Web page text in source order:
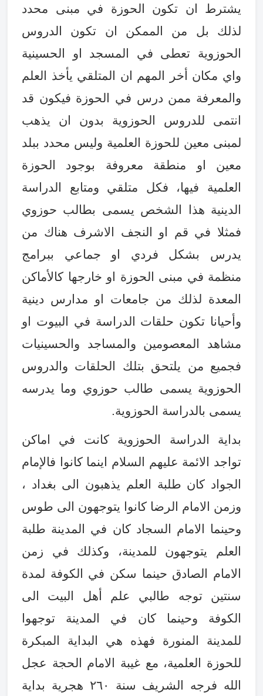
يشترط ان تكون الحوزة في مبنى محدد
لذلك بل من الممكن ان تكون الدروس
الحوزوية تعطى في المسجد او الحسينية
واي مكان أخر المهم ان المتلقي يأخذ العلم
والمعرفة ممن درس في الحوزة فيكون قد
انتمى للدروس الحوزوية بدون ان يذهب
لمبنى معين للحوزة العلمية وليس محدد ببلد
معين او منطقة معروفة بوجود الحوزة
العلمية فيها، فكل متلقي ومتابع الدراسة
الدينية هذا الشخص يسمى بطالب حوزوي
فمثلا في قم او النجف الاشرف هناك من
يدرس بشكل فردي او جماعي ببرامج
منظمة في مبنى الحوزة او خارجها كالأماكن
المعدة لذلك من جامعات او مدارس دينية
وأحيانا تكون حلقات الدراسة في البيوت او
مشاهد المعصومين والمساجد والحسينيات
فجميع من يلتحق بتلك الحلقات والدروس
الحوزوية يسمى طالب حوزوي وما يدرسه
يسمى بالدراسة الحوزوية.
بداية الدراسة الحوزوية كانت في اماكن
تواجد الائمة عليهم السلام اينما كانوا فالإمام
الجواد كان طلبة العلم يذهبون الى بغداد ،
وزمن الامام الرضا كانوا يتوجهون الى طوس
وحينما الامام السجاد كان في المدينة طلبة
العلم يتوجهون للمدينة، وكذلك في زمن
الامام الصادق حينما سكن في الكوفة لمدة
سنتين توجه طالبي علم أهل البيت الى
الكوفة وحينما كان في المدينة توجهوا
للمدينة المنورة فهذه هي البداية المبكرة
للحوزة العلمية، مع غيبة الامام الحجة عجل
الله فرجه الشريف سنة ٢٦٠ هجرية بداية